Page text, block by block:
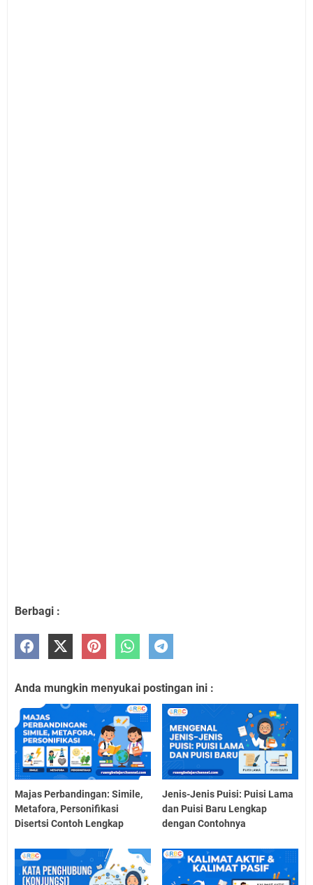
Berbagi :
Anda mungkin menyukai postingan ini :
Majas Perbandingan: Simile,
Metafora, Personifikasi
Disertsi Contoh Lengkap
Jenis-Jenis Puisi: Puisi Lama
dan Puisi Baru Lengkap
dengan Contohnya